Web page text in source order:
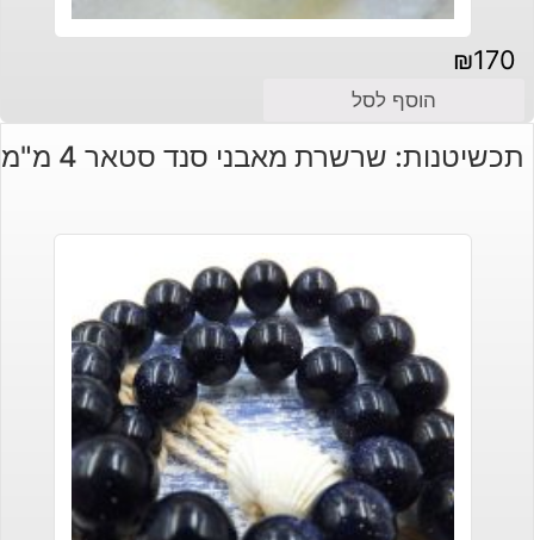
₪170
הוסף לסל
תכשיטנות: שרשרת מאבני סנד סטאר 4 מ"מ